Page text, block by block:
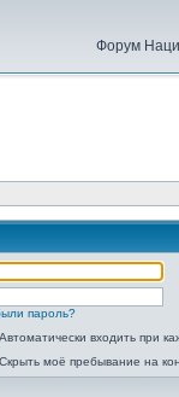
Форум
пароль?
Автоматически входить при
Скрыть моё пребывание на